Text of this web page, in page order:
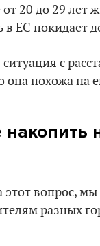
20 до 29 лет
ЕС покидает
ситуация с
она похожа на
этот вопрос,
разных